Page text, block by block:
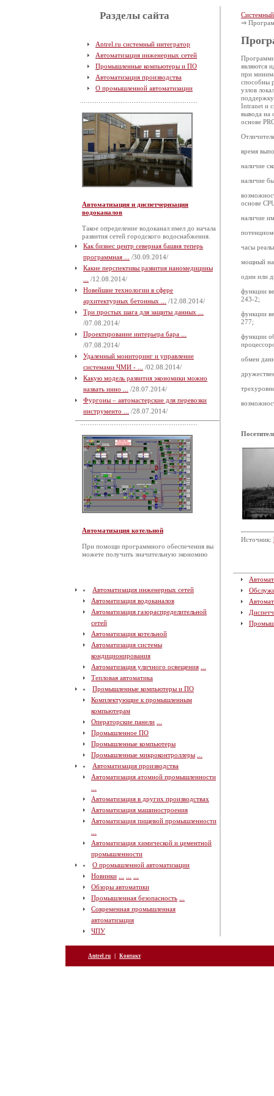
Разделы сайта
Antrel.ru системный интегратор
Автоматизация инженерных сетей
Промышленные компьютеры и ПО
Автоматизация производства
О промышленной автоматизации
Автоматизация и диспетчеризация
водоканалов
Такое определение водоканал имел до начала
развития сетей городского водоснабжения.
Как бизнес центр северная башня теперь
программная ...
/30.09.2014/
Какие перспективы развития наномедицины
/12.08.2014/
Новейшие технологии в сфере
архитектурных бетонных ...
/12.08.2014/
Три простых шага для защиты данных ...
/07.08.2014/
Проектирование интерьера бара ...
/07.08.2014/
Удаленный мониторинг и управление
системами ЧМИ - ...
/02.08.2014/
Какую модель развития экономики можно
назвать инно ...
/28.07.2014/
Фургоны – автомастерские для перевозки
инструменто ...
/28.07.2014/
Автоматизация котельной
При помощи программного обеспечения вы
можете получить значительную экономию
Автоматизация инженерных сетей
Автоматизация водоканалов
Автоматизация газораспределительной
сетей
Автоматизация котельной
Автоматизация системы
кондиционирования
Автоматизация уличного освещения
Тепловая автоматика
Промышленные компьютеры и ПО
Комплектующие к промышленным
компьютерам
Операторские панели
Промышленное ПО
Промышленные компьютеры
Промышленные микроконтроллеры
Автоматизация производства
Автоматизация атомной промышленности
Автоматизация в других производствах
Автоматизация машиностроения
Автоматизация пищевой промышленности
Автоматизация химической и цементной
промышленности
О промышленной автоматизации
Новинки
Обзоры автоматики
Промышленная безопасность
Современная промышленная
автоматизация
ЧПУ
⇒
являются
при
способны
узлов
Intranet и
вывода на
основе
время
наличие
наличие
основе
наличие
часы
мощный
один или
функции
243-2;
функции
277;
функции
обмен
Источник:
Antrel.ru | Контакт